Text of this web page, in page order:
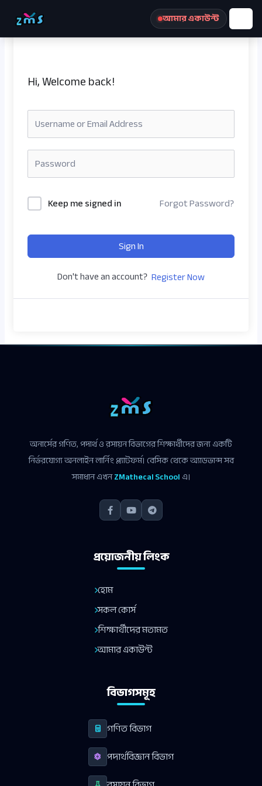
আমার একাউন্ট
Hi, Welcome back!
Keep me signed in Forgot Password?
Sign In
Don't have an account? Register Now
অনার্সের গণিত, পদার্থ ও রসায়ন বিভাগের শিক্ষার্থীদের জন্য একটি
নির্ভরযোগ্য অনলাইন লার্নিং প্ল্যাটফর্ম। বেসিক থেকে অ্যাডভান্স সব
সমাধান এখনZMathecal Schoolএ।
প্রয়োজনীয় লিংক
হোম
সকল কোর্স
শিক্ষার্থীদের মতামত
আমার একাউন্ট
বিভাগসমূহ
গণিত বিভাগ
পদার্থবিজ্ঞান বিভাগ